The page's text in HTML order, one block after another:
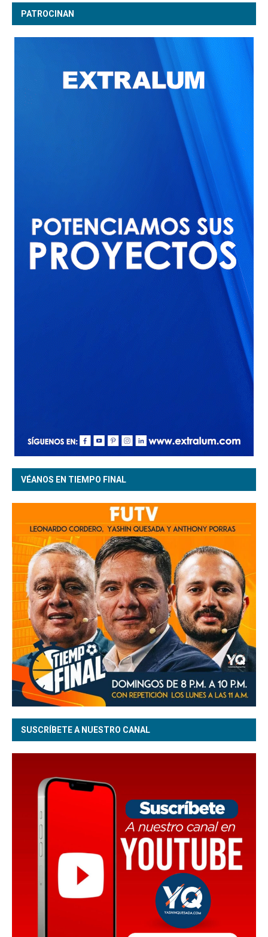
PATROCINAN
VÉANOS EN TIEMPO FINAL
SUSCRÍBETE A NUESTRO CANAL